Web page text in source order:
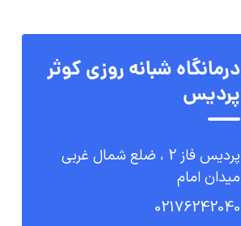
درمانگاه شبانه روزی کوثر
پردیس
پردیس فاز 2 ، ضلع شمال غربی
میدان امام
02176242040